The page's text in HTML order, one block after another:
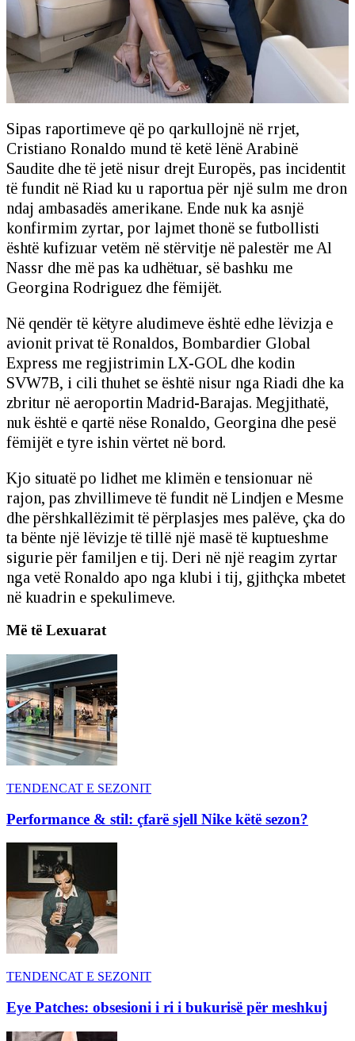
Sipas raportimeve që po qarkullojnë në rrjet,
Cristiano Ronaldo mund të ketë lënë Arabinë
Saudite dhe të jetë nisur drejt Europës, pas incidentit
të fundit në Riad ku u raportua për një sulm me dron
ndaj ambasadës amerikane. Ende nuk ka asnjë
konfirmim zyrtar, por lajmet thonë se futbollisti
është kufizuar vetëm në stërvitje në palestër me Al
Nassr dhe më pas ka udhëtuar, së bashku me
Georgina Rodriguez dhe fëmijët.
Në qendër të këtyre aludimeve është edhe lëvizja e
avionit privat të Ronaldos, Bombardier Global
Express me regjistrimin LX-GOL dhe kodin
SVW7B, i cili thuhet se është nisur nga Riadi dhe ka
zbritur në aeroportin Madrid-Barajas. Megjithatë,
nuk është e qartë nëse Ronaldo, Georgina dhe pesë
fëmijët e tyre ishin vërtet në bord.
Kjo situatë po lidhet me klimën e tensionuar në
rajon, pas zhvillimeve të fundit në Lindjen e Mesme
dhe përshkallëzimit të përplasjes mes palëve, çka do
ta bënte një lëvizje të tillë një masë të kuptueshme
sigurie për familjen e tij. Deri në një reagim zyrtar
nga vetë Ronaldo apo nga klubi i tij, gjithçka mbetet
në kuadrin e spekulimeve.
Më të Lexuarat
TENDENCAT E SEZONIT
Performance & stil: çfarë sjell Nike këtë sezon?
TENDENCAT E SEZONIT
Eye Patches: obsesioni i ri i bukurisë për meshkuj